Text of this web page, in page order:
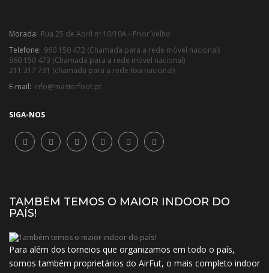
Morada: Rua 25 de Abril nº 10/10A - Prior Velho
Telefone: 960 150 472 (Chamada para a rede móvel nacional)
960 150 473 (Chamada para a rede móvel nacional)
211 317 731 (chamada para a rede fixa nacional)
E-mail: info@masterfoot.pt
SIGA-NOS
TAMBÉM TEMOS O MAIOR INDOOR DO
PAÍS!
Para além dos torneios que organizamos em todo o país,
somos também proprietários do AirFut, o mais completo indoor